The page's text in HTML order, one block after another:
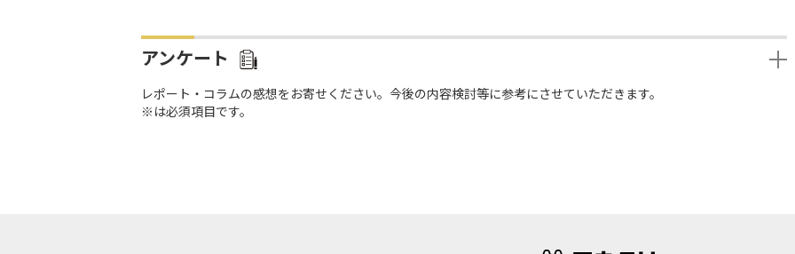
アンケート
レポート・コラムの感想をお寄せください。今後の内容検討等に参考にさせていただきます。
※は必須項目です。